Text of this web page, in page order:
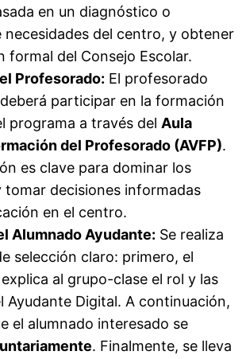
en un diagnóstico o
necesidades del centro, y obtener
formal del Consejo Escolar.
Profesorado: El profesorado
participar en la formación
programa a través del Aula
del Profesorado (AVFP).
es clave para dominar los
tomar decisiones informadas
en el centro.
Alumnado Ayudante: Se realiza
selección claro: primero, el
al grupo-clase el rol y las
Ayudante Digital. A continuación,
el alumnado interesado se
. Finalmente, se lleva